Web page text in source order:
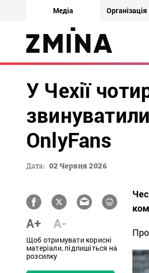
Медіа Організація
У Чехії
OnlyFans
Дата: 02 Червня 2026
A+ A-
Щоб отримувати корисні
матеріали, підпишіться на
розсилку